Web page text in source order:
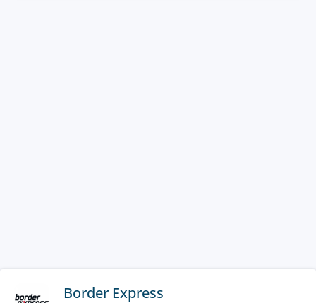
Border Express